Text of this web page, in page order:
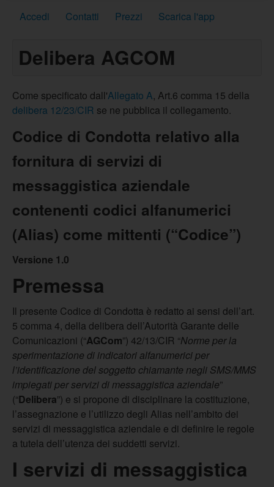
Accedi Contatti Prezzi Scarica l'app
Delibera AGCOM
Come specificato dall'Allegato A, Art.6 comma 15 della
delibera 12/23/CIR se ne pubblica il collegamento.
Codice di Condotta relativo alla
fornitura di servizi di
messaggistica aziendale
contenenti codici alfanumerici
(Alias) come mittenti (“Codice”)
Versione 1.0
Premessa
Il presente Codice di Condotta è redatto ai sensi dell’art.
5 comma 4, della delibera dell’Autorità Garante delle
Comunicazioni (“AGCom”) 42/13/CIR “Norme per la
sperimentazione di indicatori alfanumerici per
l’identificazione del soggetto chiamante negli SMS/MMS
impiegati per servizi di messaggistica aziendale”
(“Delibera”) e si propone di disciplinare la costituzione,
l’assegnazione e l’utilizzo degli Alias nell’ambito dei
servizi di messaggistica aziendale e di definire le regole
a tutela dell’utenza dei suddetti servizi.
I servizi di messaggistica